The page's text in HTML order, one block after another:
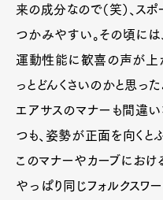
来の成分なので（笑）、ス
つかみやすい。その頃に
運動性能に歓喜の声が上
っとどんくさいのかと思った
エアサスのマナーも間違
つも、姿勢が正面を向くと
このマナーやカーブにおけ
やっぱり同じフォルクスワ